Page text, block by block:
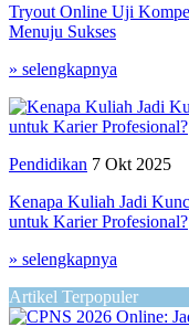
Tryout Online Uji
Menuju Sukses
» selengkapnya
Pendidikan 7 Okt 2025
Kenapa Kuliah Jadi
untuk Karier Profesional?
» selengkapnya
Artikel Terpopuler